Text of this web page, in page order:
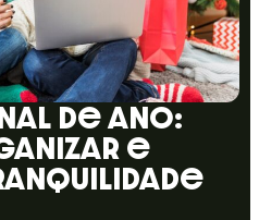
de Ano:
e